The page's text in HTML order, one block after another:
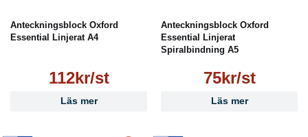
Anteckningsblock Oxford
Essential Linjerat A4
112kr/st
Läs mer
Anteckningsblock Oxford
Essential Linjerat
Spiralbindning A5
75kr/st
Läs mer